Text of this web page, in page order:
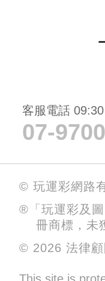
客服電話
07-
© 玩運彩網路
®「玩運彩及
冊商標，未
© 2026 法律